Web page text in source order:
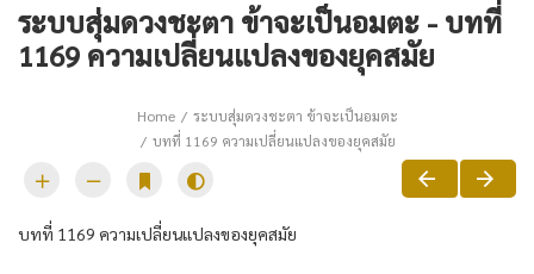
ระบบสุ่มดวงชะตา ข้าจะเป็นอมตะ - บทที่
1169 ความเปลี่ยนแปลงของยุคสมัย
Home
ระบบสุ่มดวงชะตา ข้าจะเป็นอมตะ
บทที่ 1169 ความเปลี่ยนแปลงของยุคสมัย
บทที่ 1169 ความเปลี่ยนแปลงของยุคสมัย